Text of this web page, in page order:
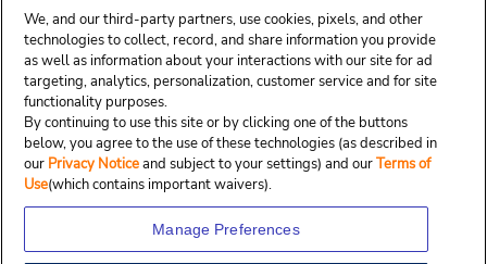
Partenaires de Budget
We, and our third-party partners, use cookies, pixels, and other
technologies to collect, record, and share information you provide
as well as information about your interactions with our site for ad
targeting, analytics, personalization, customer service and for site
functionality purposes.
By continuing to use this site or by clicking one of the buttons
below, you agree to the use of these technologies (as described in
our Privacy Noticeand subject to your settings) and ourTerms of
Use(which contains important waivers).
Manage Preferences